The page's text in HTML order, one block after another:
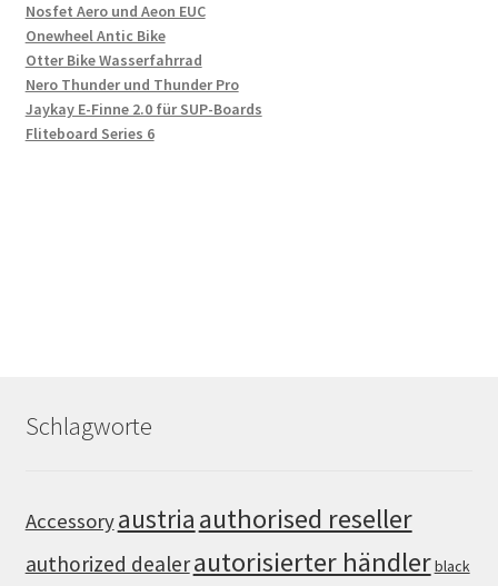
Nosfet Aero und Aeon EUC
Onewheel Antic Bike
Otter Bike Wasserfahrrad
Nero Thunder und Thunder Pro
Jaykay E-Finne 2.0 für SUP-Boards
Fliteboard Series 6
Schlagworte
Accessoryaustria authorised reseller
authorized dealerautorisierter händlerblack